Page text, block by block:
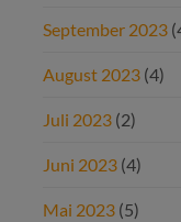
September 2023
August 2023 (4)
Juli 2023 (2)
Juni 2023 (4)
Mai 2023 (5)